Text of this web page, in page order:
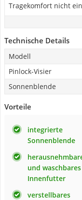
Tragekomfort nicht
Technische Details
Modell
Pinlock-Visier
Sonnenblende
Vorteile
integrierte
Sonnenblende
und waschbares
Innenfutter
verstellbares